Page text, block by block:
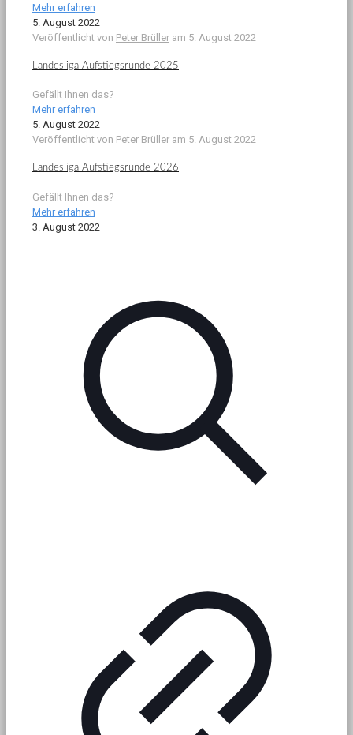
Mehr erfahren
5. August 2022
Veröffentlicht von Peter Brüller am 5. August 2022
Landesliga Aufstiegsrunde 2025
Gefällt Ihnen das?
Mehr erfahren
5. August 2022
Veröffentlicht von Peter Brüller am 5. August 2022
Landesliga Aufstiegsrunde 2026
Gefällt Ihnen das?
Mehr erfahren
3. August 2022